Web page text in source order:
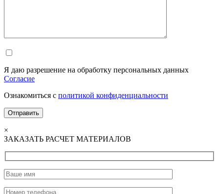
Я даю разрешение на обработку персональных данных
Согласие
Ознакомиться с политикой конфиденциальности
×
ЗАКАЗАТЬ РАСЧЕТ МАТЕРИАЛОВ